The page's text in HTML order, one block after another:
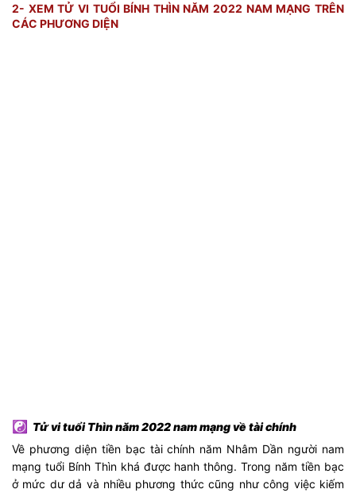
2- XEM TỬ VI TUỔI BÍNH THÌN NĂM 2022 NAM MẠNG TRÊN
CÁC PHƯƠNG DIỆN
☯ Tử vi tuổi Thìn năm 2022 nam mạng về tài chính
Về phương diện tiền bạc tài chính năm Nhâm Dần người nam
mạng tuổi Bính Thìn khá được hanh thông. Trong năm tiền bạc
ở mức dư dả và nhiều phương thức cũng như công việc kiếm